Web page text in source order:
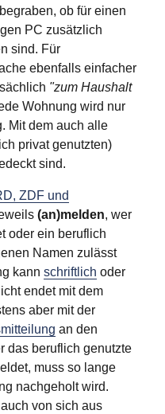
ob für einen
PC zusätzlich
sind. Für
ebenfalls einfacher
"zum Haushalt
Wohnung wird nur
Mit dem auch alle
privat genutzten)
sind.
ZDF und
(an)melden, wer
oder ein beruflich
Namen zulässt
kannschriftlich oder
endet mit dem
aber mit der
an den
das beruflich genutzte
muss so lange
nachgeholt wird.
von sich aus